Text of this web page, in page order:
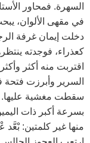
السهرة. فمحاور
في مقهى الألوان،
دخلت إيمان غرفة
كعذراء، فوجدته
اقتربت منه أكثر
السرير وأبرزت فتحة
سقطت مغشية عليها.
بسرعة أكبر ذات
منها غير كلمتين: بْعَّد